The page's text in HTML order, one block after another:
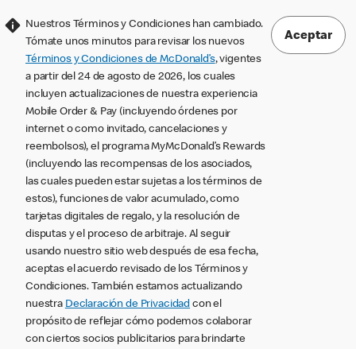
Nuestros Términos y Condiciones han cambiado.
Tómate unos minutos para revisar los nuevos
Términos y Condiciones de McDonald’s, vigentes
a partir del 24 de agosto de 2026, los cuales
incluyen actualizaciones de nuestra experiencia
Mobile Order & Pay (incluyendo órdenes por
internet o como invitado, cancelaciones y
reembolsos), el programa MyMcDonald’s Rewards
(incluyendo las recompensas de los asociados,
las cuales pueden estar sujetas a los términos de
estos), funciones de valor acumulado, como
tarjetas digitales de regalo, y la resolución de
disputas y el proceso de arbitraje. Al seguir
usando nuestro sitio web después de esa fecha,
aceptas el acuerdo revisado de los Términos y
Condiciones. También estamos actualizando
nuestra Declaración de Privacidad con el
propósito de reflejar cómo podemos colaborar
con ciertos socios publicitarios para brindarte
Aceptar